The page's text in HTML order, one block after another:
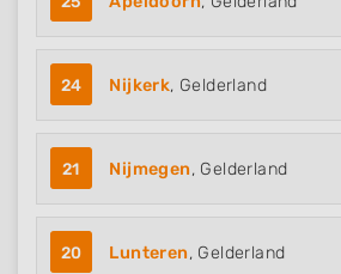
24 Nijkerk, Gelderland
21 Nijmegen, Gelderland
20 Lunteren, Gelderland